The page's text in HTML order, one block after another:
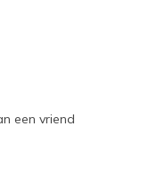
een vriend